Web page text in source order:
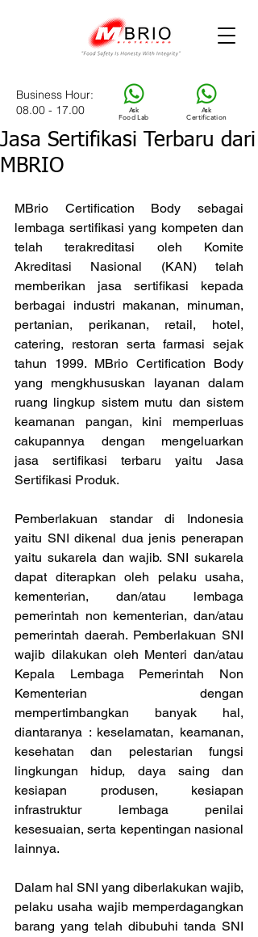
Ask
Food Lab
Ask
Certification
Business Hour:
08.00 - 17.00
Jasa Sertifikasi Terbaru dari
MBRIO
MBrio Certification Body sebagai
lembaga sertifikasi yang kompeten dan
telah terakreditasi oleh Komite
Akreditasi Nasional (KAN) telah
memberikan jasa sertifikasi kepada
berbagai industri makanan, minuman,
pertanian, perikanan, retail, hotel,
catering, restoran serta farmasi sejak
tahun 1999. MBrio Certification Body
yang mengkhususkan layanan dalam
ruang lingkup sistem mutu dan sistem
keamanan pangan, kini memperluas
cakupannya dengan mengeluarkan
jasa sertifikasi terbaru yaitu Jasa
Sertifikasi Produk.
Pemberlakuan standar di Indonesia
yaitu SNI dikenal dua jenis penerapan
yaitu sukarela dan wajib. SNI sukarela
dapat diterapkan oleh pelaku usaha,
kementerian, dan/atau lembaga
pemerintah non kementerian, dan/atau
pemerintah daerah. Pemberlakuan SNI
wajib dilakukan oleh Menteri dan/atau
Kepala Lembaga Pemerintah Non
Kementerian dengan
mempertimbangkan banyak hal,
diantaranya : keselamatan, keamanan,
kesehatan dan pelestarian fungsi
lingkungan hidup, daya saing dan
kesiapan produsen, kesiapan
infrastruktur lembaga penilai
kesesuaian, serta kepentingan nasional
lainnya.
Dalam hal SNI yang diberlakukan wajib,
pelaku usaha wajib memperdagangkan
barang yang telah dibubuhi tanda SNI